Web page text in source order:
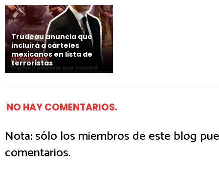
Trudeau anuncia que
incluirá a cárteles
mexicanos en lista de
terroristas
NO HAY COMENTARIOS.
Nota: sólo los miembros de este blog
comentarios.